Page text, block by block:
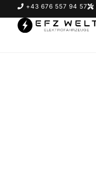
+43 676 557 94 57